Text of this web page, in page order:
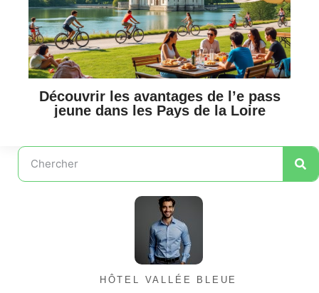
Découvrir les avantages de l’e pass
jeune dans les Pays de la Loire
HÔTEL VALLÉE BLEUE